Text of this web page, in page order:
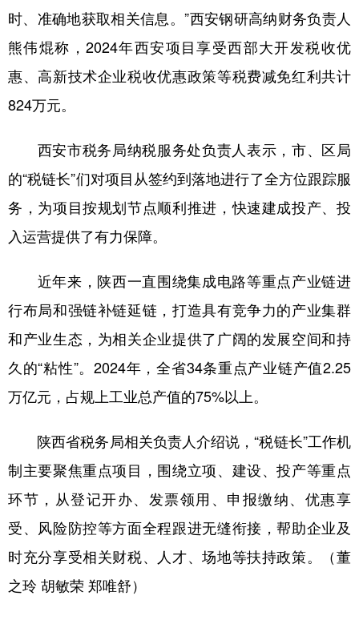
时、准确地获取相关信息。”西安钢研高纳财务负责人
熊伟焜称，2024年西安项目享受西部大开发税收优
惠、高新技术企业税收优惠政策等税费减免红利共计
824万元。
西安市税务局纳税服务处负责人表示，市、区局
的“税链长”们对项目从签约到落地进行了全方位跟踪服
务，为项目按规划节点顺利推进，快速建成投产、投
入运营提供了有力保障。
近年来，陕西一直围绕集成电路等重点产业链进
行布局和强链补链延链，打造具有竞争力的产业集群
和产业生态，为相关企业提供了广阔的发展空间和持
久的“粘性”。2024年，全省34条重点产业链产值2.25
万亿元，占规上工业总产值的75%以上。
陕西省税务局相关负责人介绍说，“税链长”工作机
制主要聚焦重点项目，围绕立项、建设、投产等重点
环节，从登记开办、发票领用、申报缴纳、优惠享
受、风险防控等方面全程跟进无缝衔接，帮助企业及
时充分享受相关财税、人才、场地等扶持政策。（董
之玲 胡敏荣 郑唯舒）